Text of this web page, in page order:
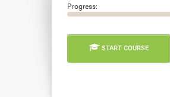
Progress:
0.0%
START COURSE